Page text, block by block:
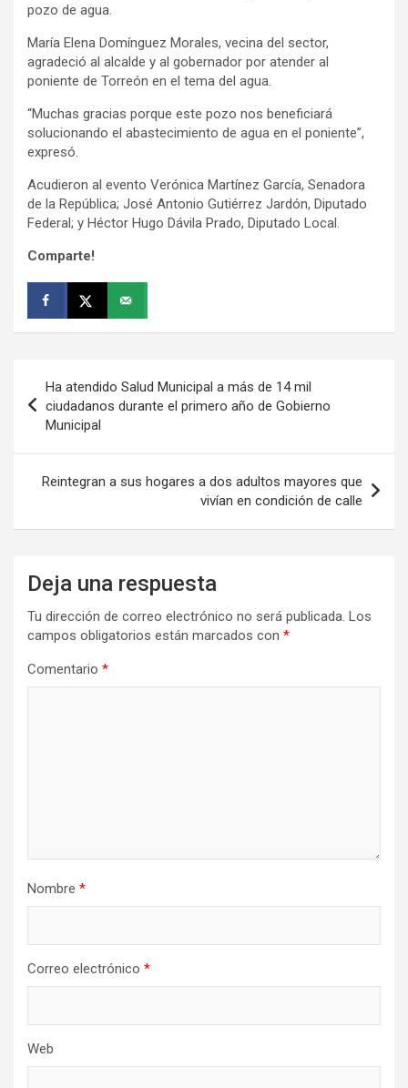
pozo de agua.
María Elena Domínguez Morales, vecina del sector,
agradeció al alcalde y al gobernador por atender al
poniente de Torreón en el tema del agua.
“Muchas gracias porque este pozo nos beneficiará
solucionando el abastecimiento de agua en el poniente”,
expresó.
Acudieron al evento Verónica Martínez García, Senadora
de la República; José Antonio Gutiérrez Jardón, Diputado
Federal; y Héctor Hugo Dávila Prado, Diputado Local.
Comparte!
de
entradas
Ha atendido Salud Municipal a más de 14 mil
ciudadanos durante el primero año de Gobierno
Municipal
Reintegran a sus hogares a dos adultos mayores que
vivían en condición de calle
Deja una respuesta
Tu dirección de correo electrónico no será publicada. Los
campos obligatorios están marcados con *
Comentario *
Nombre *
Correo electrónico *
Web